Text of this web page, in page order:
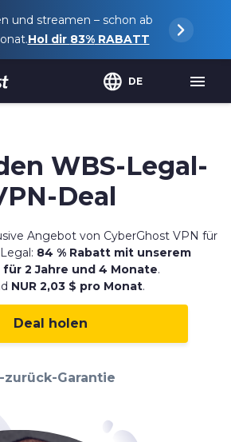
und streamen – schon ab
Hol dir 83%RABATT
DE
WBS-Legal-
Deal
Angebot von CyberGhost VPN für
84 % Rabatt mit unserem
2 Jahre und 4 Monate.
NUR 2,03 $ pro Monat.
Deal holen
zurück-Garantie